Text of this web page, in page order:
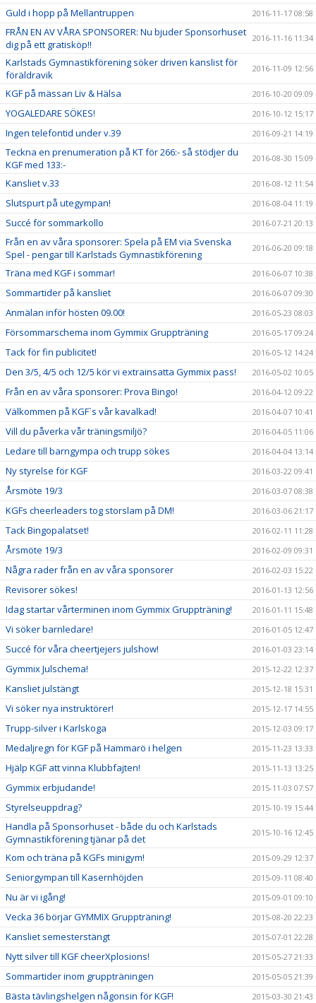
Guld i hopp på Mellantruppen 2016-11-17 08:58
FRÅN EN AV VÅRA SPONSORER: Nu bjuder Sponsorhuset
dig på ett gratisköp!!
2016-11-16 11:34
Karlstads Gymnastikförening söker driven kanslist för
föräldravik
2016-11-09 12:56
KGF på mässan Liv & Hälsa 2016-10-20 09:09
YOGALEDARE SÖKES! 2016-10-12 15:17
Ingen telefontid under v.39 2016-09-21 14:19
Teckna en prenumeration på KT för 266:- så stödjer du
KGF med 133:-
2016-08-30 15:09
Kansliet v.33 2016-08-12 11:54
Slutspurt på utegympan! 2016-08-04 11:19
Succé för sommarkollo 2016-07-21 20:13
Från en av våra sponsorer: Spela på EM via Svenska
Spel - pengar till Karlstads Gymnastikförening
2016-06-20 09:18
Träna med KGF i sommar! 2016-06-07 10:38
Sommartider på kansliet 2016-06-07 09:30
Anmälan inför hösten 09.00! 2016-05-23 08:03
Försommarschema inom Gymmix Gruppträning 2016-05-17 09:24
Tack för fin publicitet! 2016-05-12 14:24
Den 3/5, 4/5 och 12/5 kör vi extrainsatta Gymmix pass! 2016-05-02 10:05
Från en av våra sponsorer: Prova Bingo! 2016-04-12 09:22
Välkommen på KGF`s vår kavalkad! 2016-04-07 10:41
Vill du påverka vår träningsmiljö? 2016-04-05 11:06
Ledare till barngympa och trupp sökes 2016-04-04 13:14
Ny styrelse för KGF 2016-03-22 09:41
Årsmöte 19/3 2016-03-07 08:38
KGFs cheerleaders tog storslam på DM! 2016-03-06 21:17
Tack Bingopalatset! 2016-02-11 11:28
Årsmöte 19/3 2016-02-09 09:31
Några rader från en av våra sponsorer 2016-02-03 15:22
Revisorer sökes! 2016-01-13 12:56
Idag startar vårterminen inom Gymmix Gruppträning! 2016-01-11 15:48
Vi söker barnledare! 2016-01-05 12:47
Succé för våra cheertjejers julshow! 2016-01-03 23:14
Gymmix Julschema! 2015-12-22 12:37
Kansliet julstängt 2015-12-18 15:31
Vi söker nya instruktörer! 2015-12-17 14:55
Trupp-silver i Karlskoga 2015-12-03 09:17
Medaljregn för KGF på Hammarö i helgen 2015-11-23 13:33
Hjälp KGF att vinna Klubbfajten! 2015-11-13 13:25
Gymmix erbjudande! 2015-11-03 07:57
Styrelseuppdrag? 2015-10-19 15:44
Handla på Sponsorhuset - både du och Karlstads
Gymnastikförening tjänar på det
2015-10-16 12:45
Kom och träna på KGFs minigym! 2015-09-29 12:37
Seniorgympan till Kasernhöjden 2015-09-11 08:40
Nu är vi igång! 2015-09-01 09:10
Vecka 36 börjar GYMMIX Gruppträning! 2015-08-20 22:23
Kansliet semesterstängt 2015-07-01 22:28
Nytt silver till KGF cheerXplosions! 2015-05-27 21:33
Sommartider inom gruppträningen 2015-05-05 21:39
Bästa tävlingshelgen någonsin för KGF! 2015-03-30 21:43